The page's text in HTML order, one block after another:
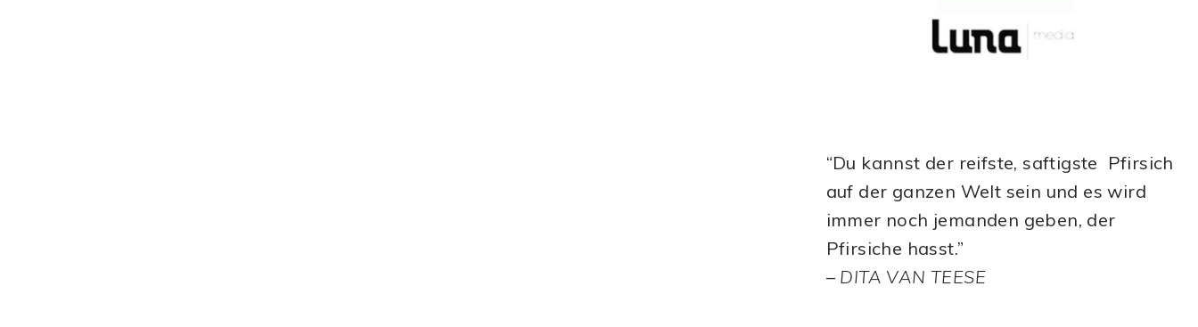
“Du kannst der reifste, saftigste Pfirsich
auf der ganzen Welt sein und es wird
immer noch jemanden geben, der
Pfirsiche hasst.”
– DITA VAN TEESE